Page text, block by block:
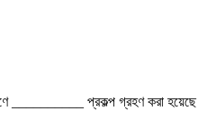
__________ প্রকল্প গ্রহণ করা হয়েছে